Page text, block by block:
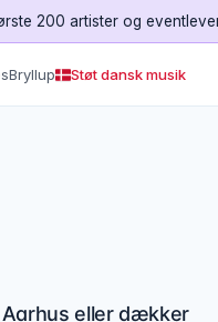
200 artister og
Bryllup Støt dansk musik
eller dækker